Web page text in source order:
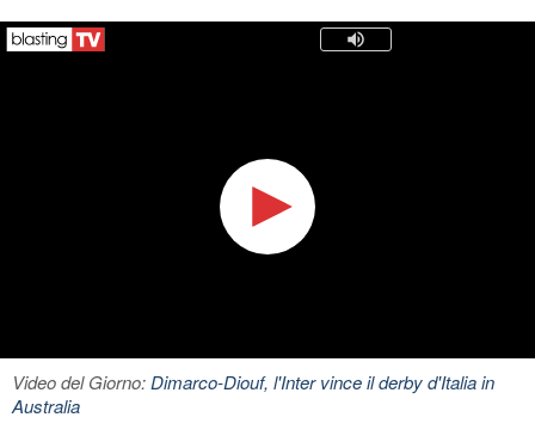
Video del Giorno:Dimarco-Diouf, l'Inter vince il derby d'Italia in
Australia